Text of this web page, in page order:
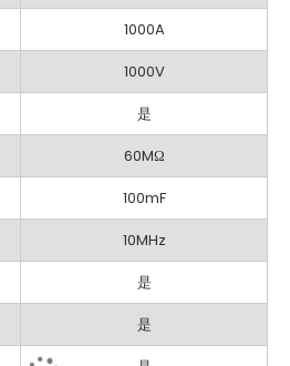
1000A
1000V
是
60MΩ
100mF
10MHz
是
是